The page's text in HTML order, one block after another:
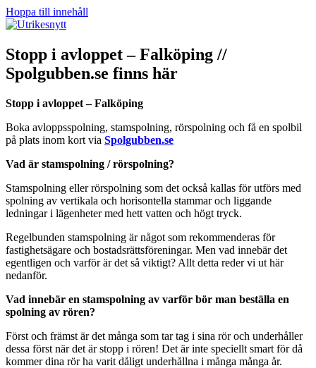
Hoppa till innehåll
Stopp i avloppet – Falköping //
Spolgubben.se finns här
Stopp i avloppet – Falköping
Boka avloppsspolning, stamspolning, rörspolning och få en spolbil
på plats inom kort via Spolgubben.se
Vad är stamspolning / rörspolning?
Stamspolning eller rörspolning som det också kallas för utförs med
spolning av vertikala och horisontella stammar och liggande
ledningar i lägenheter med hett vatten och högt tryck.
Regelbunden stamspolning är något som rekommenderas för
fastighetsägare och bostadsrättsföreningar. Men vad innebär det
egentligen och varför är det så viktigt? Allt detta reder vi ut här
nedanför.
Vad innebär en stamspolning av varför bör man beställa en
spolning av rören?
Först och främst är det många som tar tag i sina rör och underhåller
dessa först när det är stopp i rören! Det är inte speciellt smart för då
kommer dina rör ha varit dåligt underhållna i många många år.